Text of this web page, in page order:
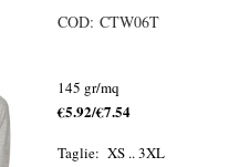
COD: CTW06T
145 gr/mq
€5.92/€7.54
Taglie: XS .. 3XL